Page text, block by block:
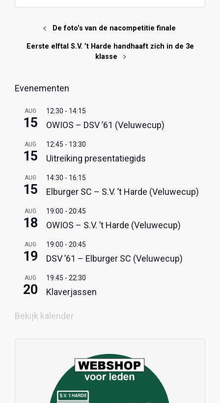
De foto’s van de nacompetitie finale
Eerste elftal S.V. ’t Harde handhaaft zich in de 3e
klasse
Evenementen
AUG
15
12:30 - 14:15
OWIOS – DSV ’61 (Veluwecup)
AUG
15
12:45 - 13:30
Uitreiking presentatiegids
AUG
15
14:30 - 16:15
Elburger SC – S.V. ’t Harde (Veluwecup)
AUG
18
19:00 - 20:45
OWIOS – S.V. ’t Harde (Veluwecup)
AUG
19
19:00 - 20:45
DSV ’61 – Elburger SC (Veluwecup)
AUG
20
19:45 - 22:30
Klaverjassen
Bekijk kalender